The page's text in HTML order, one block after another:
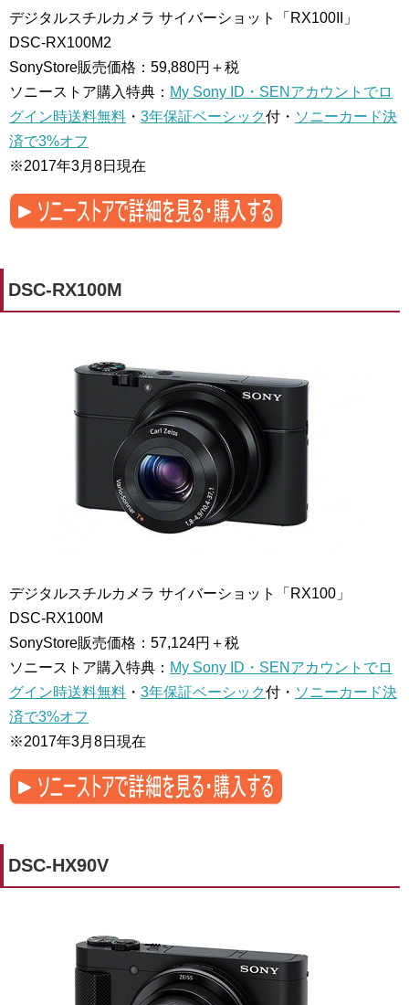
デジタルスチルカメラ サイバーショット「RX100II」
DSC-RX100M2
SonyStore販売価格：59,880円＋税
ソニーストア購入特典： My Sony ID・SENアカウントでロ
グイン時送料無料 ・ 3年保証ベーシック付・ ソニーカード決
済で3%オフ
※2017年3月8日現在
DSC-RX100M
デジタルスチルカメラ サイバーショット「RX100」
DSC-RX100M
SonyStore販売価格：57,124円＋税
ソニーストア購入特典： My Sony ID・SENアカウントでロ
グイン時送料無料 ・ 3年保証ベーシック付・ ソニーカード決
済で3%オフ
※2017年3月8日現在
DSC-HX90V